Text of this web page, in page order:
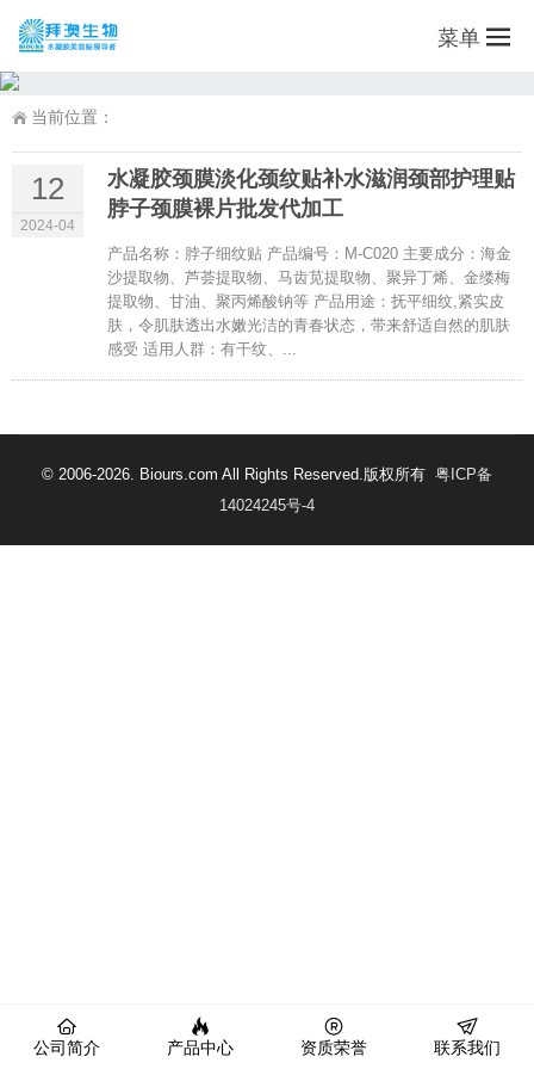
菜单
当前位置：
12
2024-04
水凝胶颈膜淡化颈纹贴补水滋润颈部护理贴
脖子颈膜裸片批发代加工
产品名称：脖子细纹贴 产品编号：M-C020 主要成分：海金
沙提取物、芦荟提取物、马齿苋提取物、聚异丁烯、金缕梅
提取物、甘油、聚丙烯酸钠等 产品用途：抚平细纹,紧实皮
肤，令肌肤透出水嫩光洁的青春状态，带来舒适自然的肌肤
感受 适用人群：有干纹、...
© 2006-2026. Biours.com All Rights Reserved.版权所有 粤ICP备
14024245号-4
公司简介 产品中心 资质荣誉 联系我们